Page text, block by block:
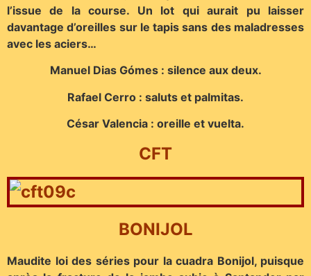
l’issue de la course. Un lot qui aurait pu laisser
davantage d’oreilles sur le tapis sans des maladresses
avec les aciers…
Manuel Dias Gómes : silence aux deux.
Rafael Cerro : saluts et palmitas.
César Valencia : oreille et vuelta.
CFT
BONIJOL
Maudite loi des séries pour la cuadra Bonijol, puisque